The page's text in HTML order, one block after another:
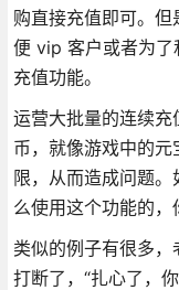
购直接充值即可。
便 vip 客户或者为了
充值功能。
运营大批量的连续
币，就像游戏中的
限，从而造成问题
么使用这个功能的，
类似的例子有很多
打断了，“扎心了，